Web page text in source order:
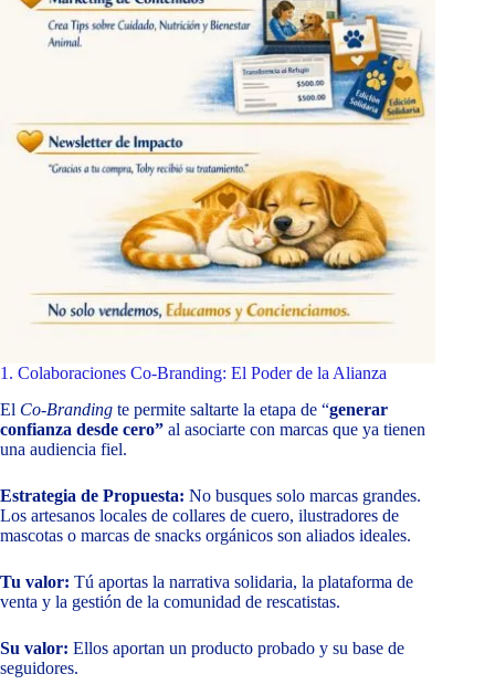
1. Colaboraciones Co-Branding: El Poder de la Alianza
El Co-Branding te permite saltarte la etapa de “generar
confianza desde cero” al asociarte con marcas que ya tienen
una audiencia fiel.
Estrategia de Propuesta: No busques solo marcas grandes.
Los artesanos locales de collares de cuero, ilustradores de
mascotas o marcas de snacks orgánicos son aliados ideales.
Tu valor: Tú aportas la narrativa solidaria, la plataforma de
venta y la gestión de la comunidad de rescatistas.
Su valor: Ellos aportan un producto probado y su base de
seguidores.